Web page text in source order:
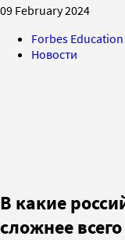
09 February 2024
Forbes Education
Новости
В какие
сложнее всего